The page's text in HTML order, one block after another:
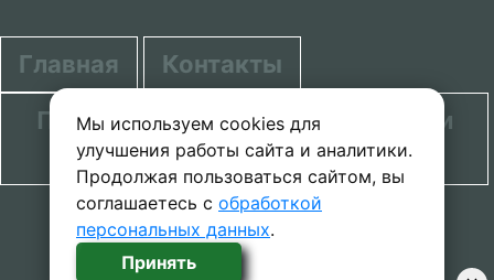
Мы используем cookies для
улучшения работы сайта и аналитики.
Продолжая пользоваться сайтом, вы
соглашаетесь с обработкой
персональных данных.
Принять
Главная
Контакты
Политика в отношении обработки
персональных данных
© 2020-2026 проект SecretGuide.RU При
копировании материалов сcылка на сайт
обязательна.